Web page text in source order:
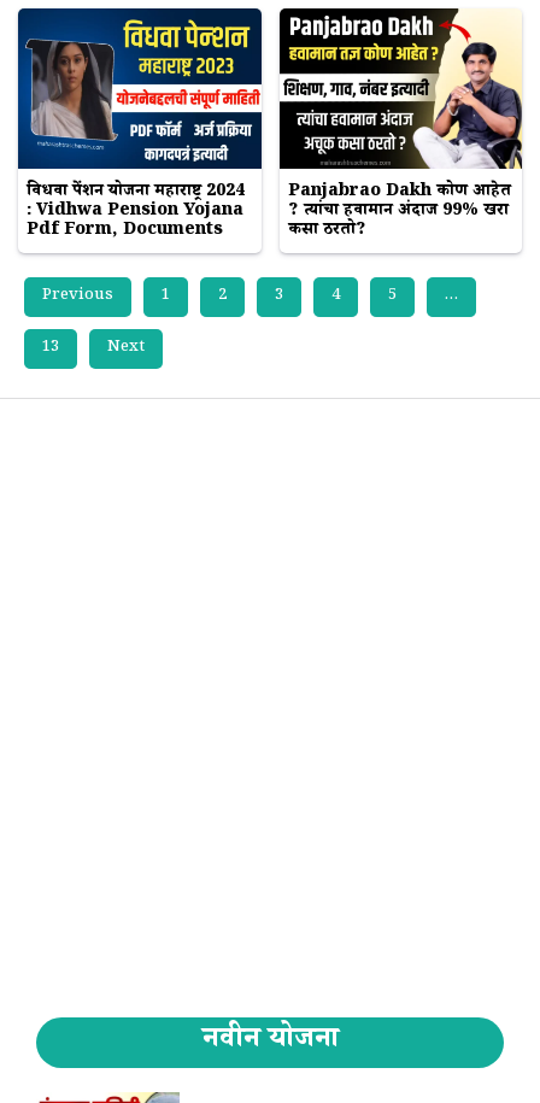
विधवा पेंशन योजना महाराष्ट्र 2024
: Vidhwa Pension Yojana
Pdf Form, Documents
Panjabrao Dakh कोण आहेत
? त्यांचा हवामान अंदाज 99% खरा
कसा ठरतो?
Previous 1 2 3 4 5 …
13 Next
नवीन योजना